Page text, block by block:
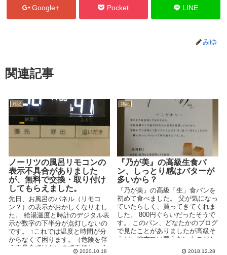
Google+ Pocket LINE
みゆ
関連記事
雑記
ノーリツの風呂リモコンの
表示不具合がありました
が、無料で交換・取り付け
してもらえました。
先日、お風呂のパネル（リモコ
ン？）の表示がおかしくなりまし
た。 給湯温度と時計のデジタル表
示が数字の下半分が点灯しないの
です。 ↑これでは温度と時間が分
からなくて困ります。（危険を伴
う不具合ではないので不便という
2020.10.18
雑記
『乃が美』の高級生食パ
ン、しっとり感はバターが
多いから？
『乃が美』の高級「生」食パンを
初めて食べました。 父が気になっ
ていたらしく、買ってきてくれま
した。 800円ぐらいだったそうで
す。 このパン、どなたかのブログ
で見たことがありましたが高級そ
うだし地方では買えないものだと
2018.12.28